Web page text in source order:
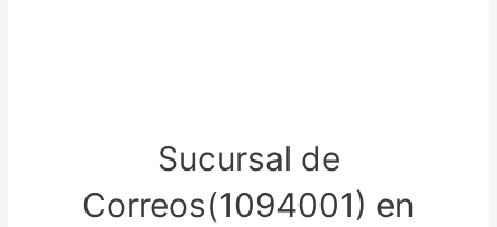
Sucursal de
Correos(1094001) en